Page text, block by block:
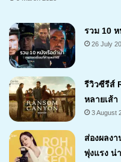
รวม 10
26 July
7.1
รีวิวซีรีส์
หลายเส้า
3 August
ส่องผลง
พุ่งแรง น่